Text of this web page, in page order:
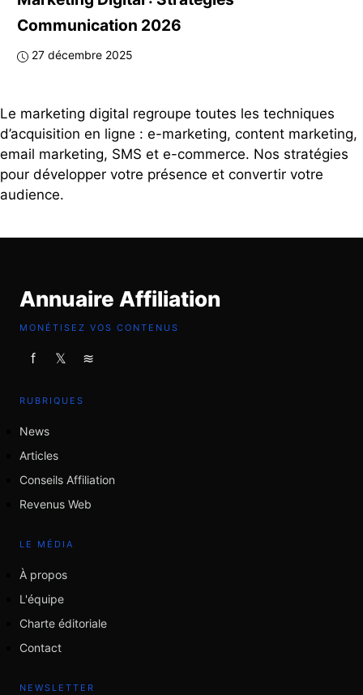
Communication 2026
27 décembre 2025
Le marketing digital regroupe toutes les techniques
d’acquisition en ligne : e-marketing, content marketing,
email marketing, SMS et e-commerce. Nos stratégies
pour développer votre présence et convertir votre
audience.
Annuaire Affiliation
MONÉTISEZ VOS CONTENUS
f 𝕏 ≋
RUBRIQUES
News
Articles
Conseils Affiliation
Revenus Web
LE MÉDIA
À propos
L'équipe
Charte éditoriale
Contact
NEWSLETTER